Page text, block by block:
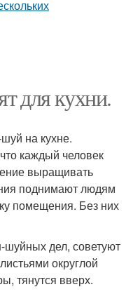
для кухни.
на кухне.
каждый человек
выращивать
поднимают людям
помещения. Без них
дел, советуют
округлой
тянутся вверх.